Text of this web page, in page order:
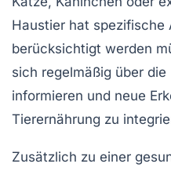
Haustier hat spezifische
berücksichtigt werden
sich regelmäßig über die
informieren und neue
Tierernährung zu
Zusätzlich zu einer